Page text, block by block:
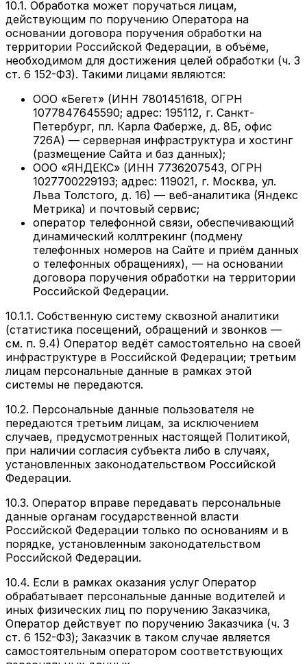
10.1. Обработка может поручаться лицам,
действующим по поручению Оператора на
основании договора поручения обработки на
территории Российской Федерации, в объёме,
необходимом для достижения целей обработки (ч. 3
ст. 6 152-ФЗ). Такими лицами являются:
ООО «Бегет» (ИНН 7801451618, ОГРН
1077847645590; адрес: 195112, г. Санкт-
Петербург, пл. Карла Фаберже, д. 8Б, офис
726А) — серверная инфраструктура и хостинг
(размещение Сайта и баз данных);
ООО «ЯНДЕКС» (ИНН 7736207543, ОГРН
1027700229193; адрес: 119021, г. Москва, ул.
Льва Толстого, д. 16) — веб-аналитика (Яндекс
Метрика) и почтовый сервис;
оператор телефонной связи, обеспечивающий
динамический коллтрекинг (подмену
телефонных номеров на Сайте и приём данных
о телефонных обращениях), — на основании
договора поручения обработки на территории
Российской Федерации.
10.1.1. Собственную систему сквозной аналитики
(статистика посещений, обращений и звонков —
см. п. 9.4) Оператор ведёт самостоятельно на своей
инфраструктуре в Российской Федерации; третьим
лицам персональные данные в рамках этой
системы не передаются.
10.2. Персональные данные пользователя не
передаются третьим лицам, за исключением
случаев, предусмотренных настоящей Политикой,
при наличии согласия субъекта либо в случаях,
установленных законодательством Российской
Федерации.
10.3. Оператор вправе передавать персональные
данные органам государственной власти
Российской Федерации только по основаниям и в
порядке, установленным законодательством
Российской Федерации.
10.4. Если в рамках оказания услуг Оператор
обрабатывает персональные данные водителей и
иных физических лиц по поручению Заказчика,
Оператор действует по поручению Заказчика (ч. 3
ст. 6 152-ФЗ); Заказчик в таком случае является
самостоятельным оператором соответствующих